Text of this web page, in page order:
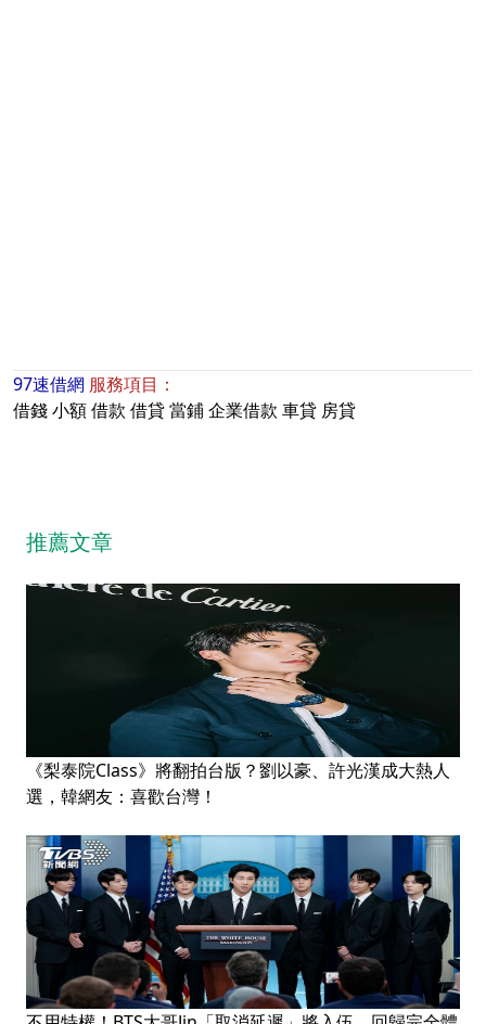
97速借網 服務項目：
借錢小額借款 借貸當鋪企業借款 車貸 房貸
推薦文章
《梨泰院Class》將翻拍台版？劉以豪、許光漢成大熱人
選，韓網友：喜歡台灣！